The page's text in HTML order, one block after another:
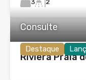
3 2
Destaque
Consulte
Riviera Praia